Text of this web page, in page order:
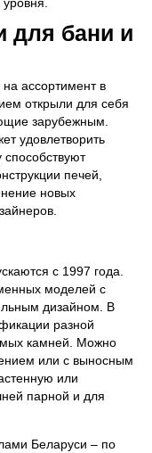
для бани и
ассортимент в
открыли для себя
зарубежным.
удовлетворить
печей,
новых
с 1997 года.
моделей с
дизайном. В
разной
камней. Можно
или с выносным
или
парной и для
Беларуси – по